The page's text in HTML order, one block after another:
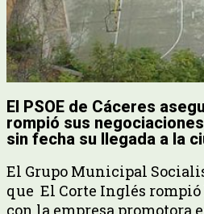
El PSOE de Cáceres
rompió sus
sin fecha su llegada a la
El Grupo Municipal
que El Corte Inglés
con la empresa promotora